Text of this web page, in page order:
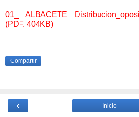
01_ ALBACETE
(PDF. 404KB)
Compartir
‹ Inicio